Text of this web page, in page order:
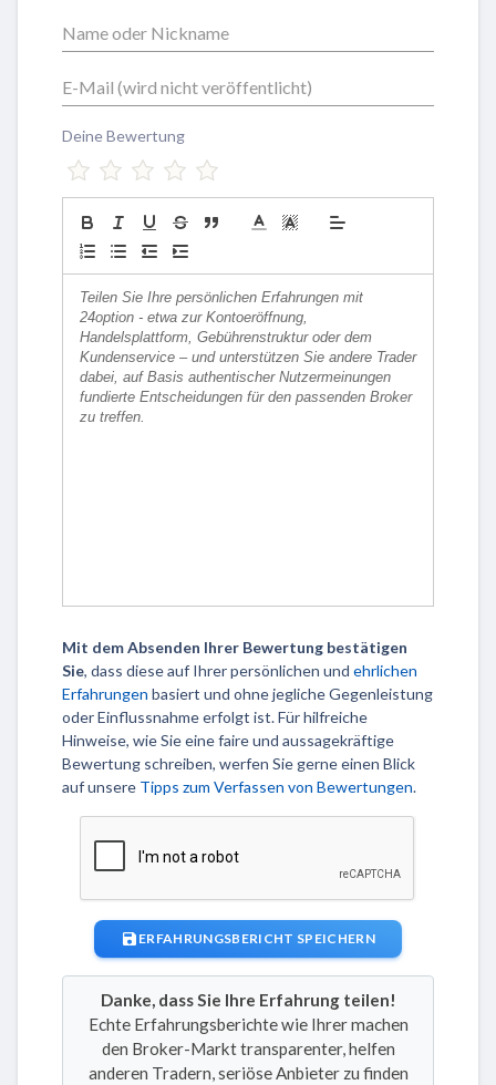
Deine Bewertung
Mit dem Absenden Ihrer Bewertung bestätigen
Sie, dass diese auf Ihrer persönlichen und ehrlichen
Erfahrungen basiert und ohne jegliche Gegenleistung
oder Einflussnahme erfolgt ist. Für hilfreiche
Hinweise, wie Sie eine faire und aussagekräftige
Bewertung schreiben, werfen Sie gerne einen Blick
auf unsere Tipps zum Verfassen von Bewertungen.
ERFAHRUNGSBERICHT SPEICHERN
Danke, dass Sie Ihre Erfahrung teilen!
Echte Erfahrungsberichte wie Ihrer machen
den Broker-Markt transparenter, helfen
anderen Tradern, seriöse Anbieter zu finden